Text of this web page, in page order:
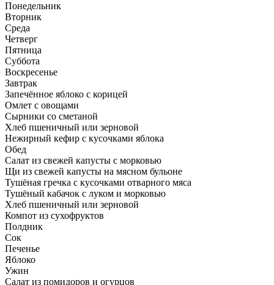
Понедельник
Вторник
Среда
Четверг
Пятница
Суббота
Воскресенье
Завтрак
Запечённое яблоко с корицей
Омлет с овощами
Сырники со сметаной
Хлеб пшеничный или зерновой
Нежирный кефир с кусочками яблока
Обед
Салат из свежей капусты с морковью
Щи из свежей капусты на мясном бульоне
Тушёная гречка с кусочками отварного мяса
Тушёный кабачок с луком и морковью
Хлеб пшеничный или зерновой
Компот из сухофруктов
Полдник
Сок
Печенье
Яблоко
Ужин
Салат из помидоров и огурцов